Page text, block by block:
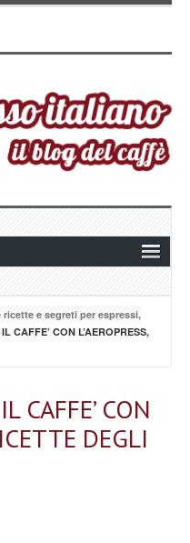
e segreti per espressi,
CAFFE’ CON L’AEROPRESS,
CAFFE’ CON
DEGLI